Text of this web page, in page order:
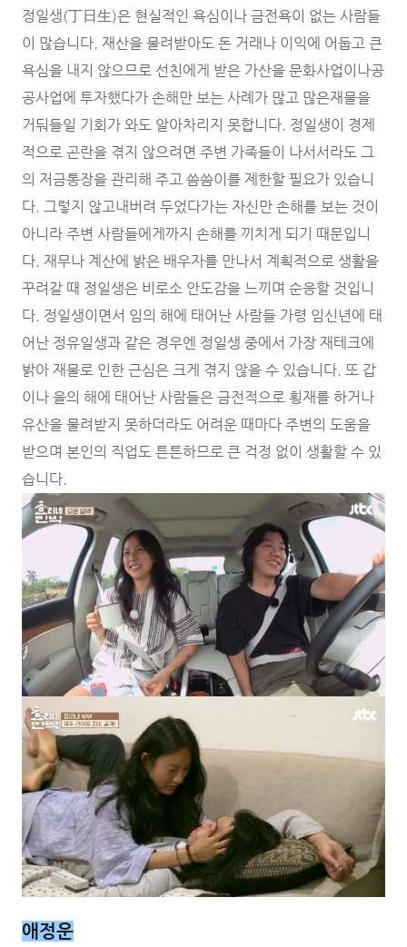
정일생(丁日生)은 현실적인 욕심이나 금전욕이 없는 사람들
이 많습니다. 재산을 물려받아도 돈 거래나 이익에 어둡고 큰
욕심을 내지 않으므로 선친에게 받은 가산을 문화사업이나공
공사업에 투자했다가 손해만 보는 사례가 많고 많은재물을
거둬들일 기회가 와도 알아차리지 못합니다. 정일생이 경제
적으로 곤란을 겪지 않으려면 주변 가족들이 나서서라도 그
의 저금통장을 관리해 주고 씀씀이를 제한할 필요가 있습니
다. 그렇지 않고내버려 두었다가는 자신만 손해를 보는 것이
아니라 주변 사람들에게까지 손해를 끼치게 되기 때문입니
다. 재무나 계산에 밝은 배우자를 만나서 계획적으로 생활을
꾸려갈 때 정일생은 비로소 안도감을 느끼며 순응할 것입니
다. 정일생이면서 임의 해에 태어난 사람들 가령 임신년에 태
어난 정유일생과 같은 경우엔 정일생 중에서 가장 재테크에
밝아 재물로 인한 근심은 크게 겪지 않을 수 있습니다. 또 갑
이나 을의 해에 태어난 사람들은 금전적으로 횡재를 하거나
유산을 물려받지 못하더라도 어려운 때마다 주변의 도움을
받으며 본인의 직업도 튼튼하므로 큰 걱정 없이 생활할 수 있
습니다.
애정운